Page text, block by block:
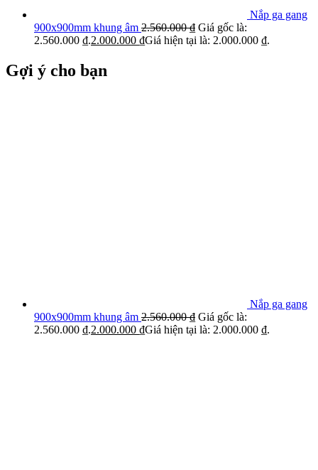
Nắp ga gang
900x900mm khung âm 2.560.000₫ Giá gốc là:
2.560.000 ₫.2.000.000 ₫Giá hiện tại là: 2.000.000 ₫.
Gợi ý cho bạn
Nắp ga gang
900x900mm khung âm 2.560.000₫ Giá gốc là:
2.560.000 ₫.2.000.000 ₫Giá hiện tại là: 2.000.000 ₫.